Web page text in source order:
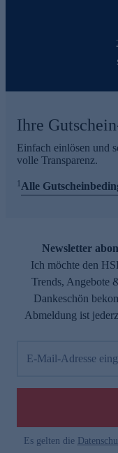
Ihre
Einfach einlösen und
volle Transparenz.
1Alle
Newsletter
Ich möchte den
Trends, Angebote
Dankeschön
Abmeldung ist
E-Mail-Adresse
Es gelten die